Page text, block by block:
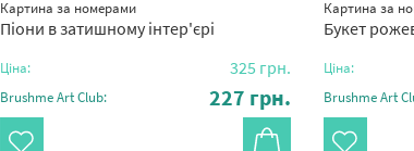
Картина за номерами
Піони в затишному інтер'єрі
Ціна: 325 грн.
Brushme Art Club: 227 грн.
Картина за
Букет
Ціна:
Brushme Art